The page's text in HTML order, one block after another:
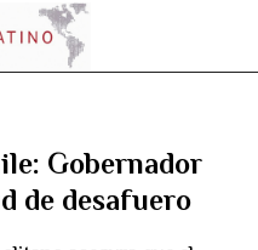
Gobernador
de desafuero